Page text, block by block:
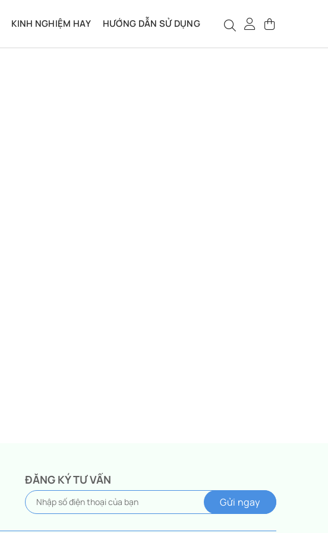
KINH NGHIỆM HAY HƯỚNG DẪN SỬ DỤNG
ĐĂNG KÝ TƯ VẤN